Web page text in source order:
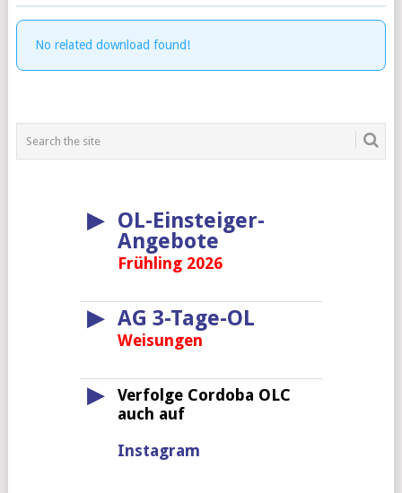
No related download found!
▶
OL-Einsteiger-
Angebote
Frühling 2026
▶ AG 3-Tage-OL
Weisungen
▶
Verfolge Cordoba OLC
auch auf
Instagram